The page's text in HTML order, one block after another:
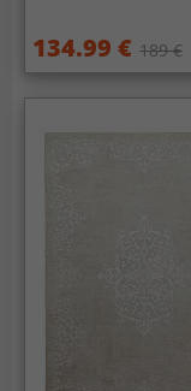
134.99 € 189 €